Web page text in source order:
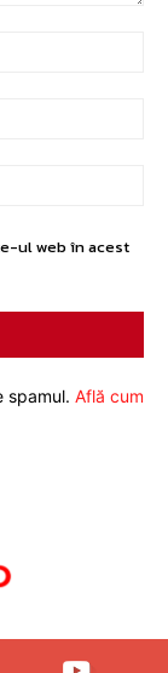
ul web în acest
spamul. Află cum